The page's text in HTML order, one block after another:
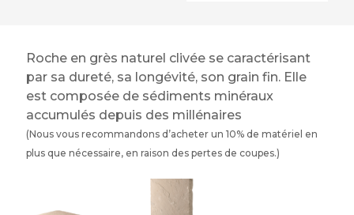
Roche en grès naturel clivée se caractérisant
par sa dureté, sa longévité, son grain fin. Elle
est composée de sédiments minéraux
accumulés depuis des millénaires
(Nous vous recommandons d’acheter un 10% de matériel en
plus que nécessaire, en raison des pertes de coupes.)